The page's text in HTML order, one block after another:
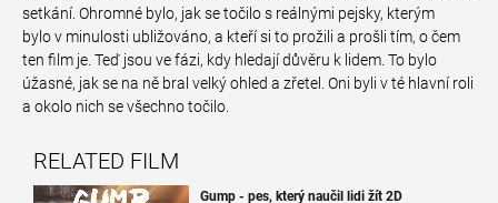
setkání. Ohromné bylo, jak se točilo s reálnými pejsky, kterým
bylo v minulosti ubližováno, a kteří si to prožili a prošli tím, o čem
ten film je. Teď jsou ve fázi, kdy hledají důvěru k lidem. To bylo
úžasné, jak se na ně bral velký ohled a zřetel. Oni byli v té hlavní roli
a okolo nich se všechno točilo.
RELATED FILM
Gump - pes, který naučil lidi žít 2D